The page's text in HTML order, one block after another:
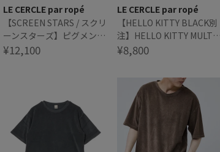
LE CERCLE par ropé
【SCREEN STARS / スクリ
ーンスターズ】ピグメント
パイルジップアップ/セッ
¥12,100
LE CERCLE par ropé
【HELLO KITTY BLACK別
注】HELLO KITTY MULTI
HOODIE Tシャツ
¥8,800